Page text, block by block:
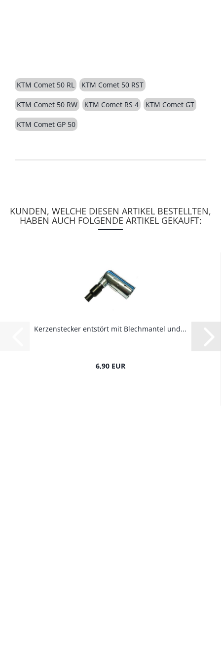
KTM Comet 50 RL KTM Comet 50 RST
KTM Comet 50 RW KTM Comet RS 4 KTM Comet GT
KTM Comet GP 50
KUNDEN, WELCHE DIESEN ARTIKEL BESTELLTEN,
HABEN AUCH FOLGENDE ARTIKEL GEKAUFT:
Kerzenstecker entstört mit Blechmantel und...
6,90 EUR